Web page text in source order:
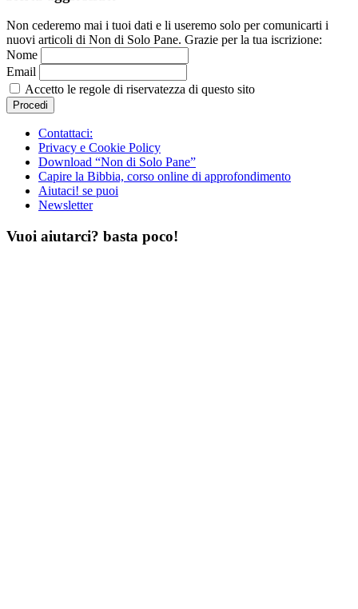
Non cederemo mai i tuoi dati e li useremo solo per comunicarti i
nuovi articoli di Non di Solo Pane. Grazie per la tua iscrizione:
Nome
Email
Accetto le regole di riservatezza di questo sito
Contattaci:
Privacy e Cookie Policy
Download “Non di Solo Pane”
Capire la Bibbia, corso online di approfondimento
Aiutaci! se puoi
Newsletter
Vuoi aiutarci? basta poco!